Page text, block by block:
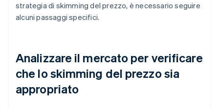
strategia di skimming del prezzo, è necessario seguire
alcuni passaggi specifici.
Analizzare il mercato per verificare
che lo skimming del prezzo sia
appropriato